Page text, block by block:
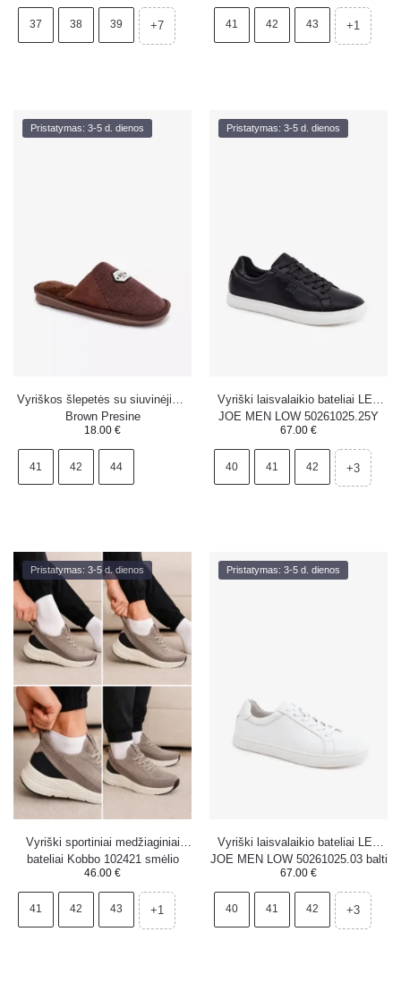
37 38 39 +7 41 42 43 +1
Pristatymas: 3-5 d. dienos
Vyriškos šlepetės su siuvinėjimu
Brown Presine
18.00 €
41 42 44
Pristatymas: 3-5 d. dienos
Vyriški laisvalaikio bateliai LEE
JOE MEN LOW 50261025.25Y
juodi
67.00 €
40 41 42 +3
Pristatymas: 3-5 d. dienos
Vyriški sportiniai medžiaginiai
bateliai Kobbo 102421 smėlio
spalvos
46.00 €
41 42 43 +1
Pristatymas: 3-5 d. dienos
Vyriški laisvalaikio bateliai LEE
JOE MEN LOW 50261025.03 balti
67.00 €
40 41 42 +3